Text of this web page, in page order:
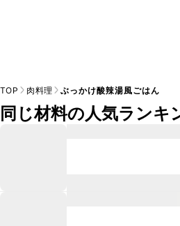
TOP 肉料理 ぶっかけ酸辣湯風ごはん
同じ材料の人気ランキ